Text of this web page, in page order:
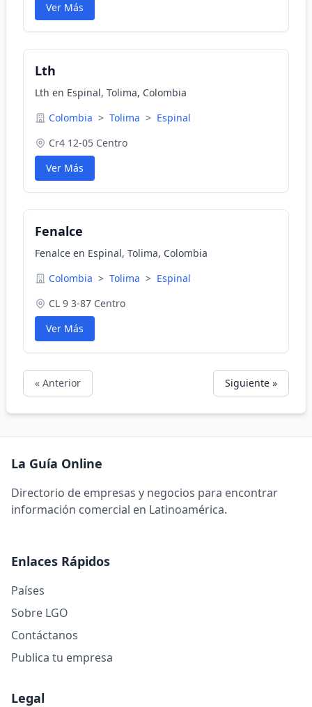
Ver Más
Lth
Lth en Espinal, Tolima, Colombia
Colombia > Tolima > Espinal
Cr4 12-05 Centro
Ver Más
Fenalce
Fenalce en Espinal, Tolima, Colombia
Colombia > Tolima > Espinal
CL 9 3-87 Centro
Ver Más
« Anterior Siguiente »
La Guía Online
Directorio de empresas y negocios para encontrar
información comercial en Latinoamérica.
Enlaces Rápidos
Países
Sobre LGO
Contáctanos
Publica tu empresa
Legal